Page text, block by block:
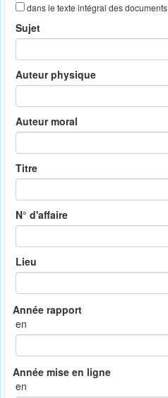
dans le texte intégral des documents
Sujet
Auteur physique
Auteur moral
Titre
N° d'affaire
Lieu
en
en